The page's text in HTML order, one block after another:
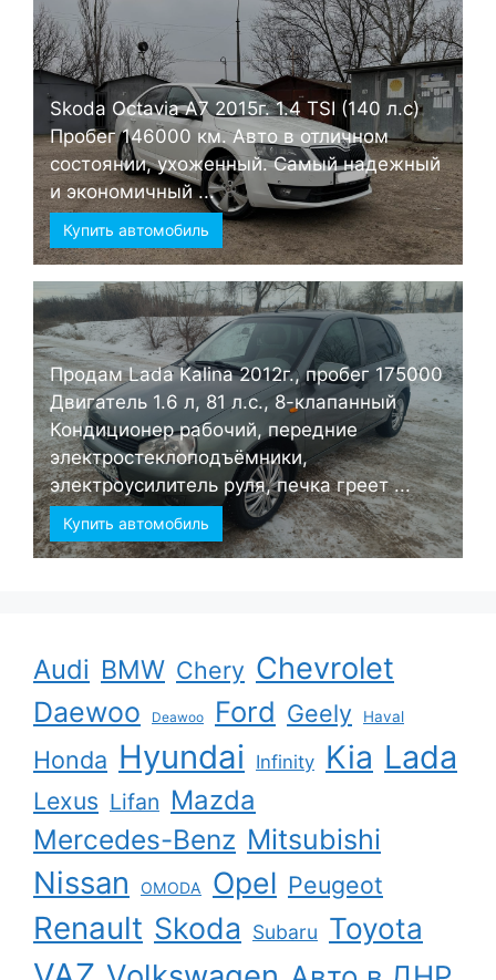
Skoda Octavia А7 2015г. 1.4 TSI (140 л.с)
Пробег 146000 км. Авто в отличном
состоянии, ухоженный. Самый надежный
и экономичный ...
Купить автомобиль
Продам Lada Kalina 2012г., пробег 175000
Двигатель 1.6 л, 81 л.с., 8-клапанный
Кондиционер рабочий, передние
электростеклоподъёмники,
электроусилитель руля, печка греет ...
Купить автомобиль
Audi BMW Chery Chevrolet
Daewoo Deawoo Ford Geely Haval
Honda Hyundai Infinity Kia Lada
Lexus Lifan Mazda
Mercedes-Benz Mitsubishi
Nissan OMODA Opel Peugeot
Renault Skoda Subaru Toyota